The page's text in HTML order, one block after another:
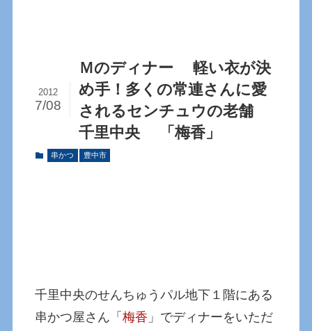
Ｍのディナー 軽い衣が決
め手！多くの常連さんに愛
されるセンチュウの老舗
千里中央 「梅香」
2012
7/08
串かつ 豊中市
千里中央のせんちゅうパル地下１階にある
串かつ屋さん「梅香 」でディナーをいただ